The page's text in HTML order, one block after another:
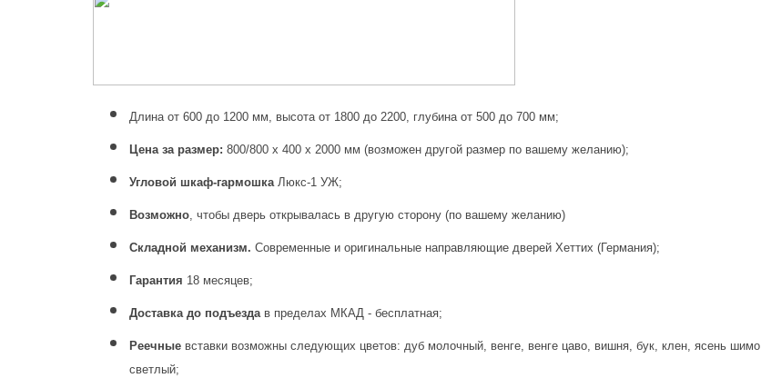
Длина от 600 до 1200 мм, высота от 1800 до 2200, глубина от 500 до 700 мм;
Цена за размер: 800/800 х 400 х 2000 мм (возможен другой размер по вашему желанию);
Угловой шкаф-гармошка Люкс-1 УЖ;
Возможно, чтобы дверь открывалась в другую сторону (по вашему желанию)
Складной механизм. Современные и оригинальные направляющие дверей Хеттих (Германия);
Гарантия 18 месяцев;
Доставка до подъезда в пределах МКАД - бесплатная;
Реечные вставки возможны следующих цветов: дуб молочный, венге, венге цаво, вишня, бук, клен, ясень шимо
светлый;